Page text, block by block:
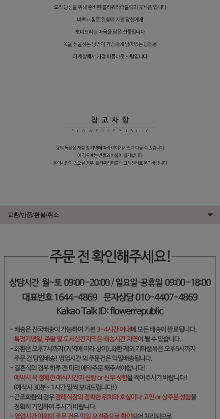
교환/반품/환불/취소